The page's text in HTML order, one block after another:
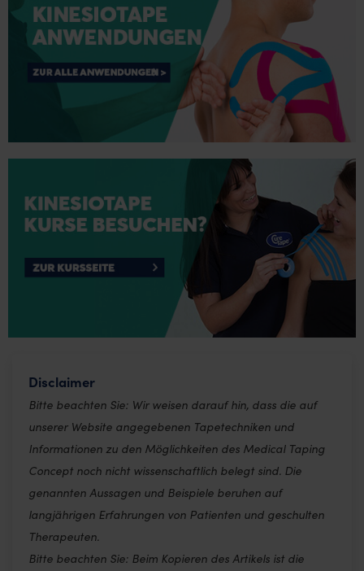
Disclaimer
Bitte beachten Sie: Wir weisen darauf hin, dass die auf
unserer Website angegebenen Tapetechniken und
Informationen zu den Möglichkeiten des Medical Taping
Concept noch nicht wissenschaftlich belegt sind. Die
genannten Aussagen und Beispiele beruhen auf
langjährigen Erfahrungen von Patienten und geschulten
Therapeuten.
Bitte beachten Sie: Beim Kopieren des Artikels ist die